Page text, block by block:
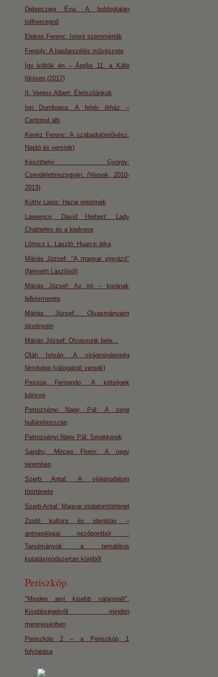
Debreczeni Éva: A boldogtalan
tollhercegnő
Elekes Ferenc: Isteni szemmérték
Fregoly: A hasbeszélés művészete
Így költök én – Április 11. a Káfé
főnixen (2017)
II. Veress Albert: Életszilánkok
Ion Dumbrava: A fehér őrház –
Cantonul alb
Kenéz Ferenc: A szabadulóművész.
Napló és vers(ek)
Keszthelyi György:
Csendéletmezsgyén. (Versek, 2010-
2013)
Kuthy Lajos: Hazai rejtelmek
Lawrence, David Herbert: Lady
Chatterley és a kedvese
Lőrincz L. László: Huan-ti átka
Máriás József: "A magyar vigyázó"
(Németh Lászlóról)
Máriás József: Az iró – korának
lelkiismerete
Máriás József: Olvasmányaim
ösvényein
Máriás József: Olvassunk bele…
Oláh István: A virágmindenség
fényképe (válogatott versek)
Pessoa Fernando: A kétségek
könyve
Petrozsényi Nagy Pál: A zene
hullámhosszán
Petrozsényi Nagy Pál: Smekkerek
Şandru, Mircea Florin: A nagy
teremben
Szerb Antal: A világirodalom
töorténete
Szerb Antal: Magyar irodalomtörténet
Zsidó kultúra és identitás –
antropológiai nézőpontból :
Tanulmányok a tematikus
kutatásmódszertan köréből
Periszkóp
"Minden ami kisebb valaminél".
Kisebbségekről minden
mennyiségben
Periszkóp 2 – a Periszkóp 1
folytatása